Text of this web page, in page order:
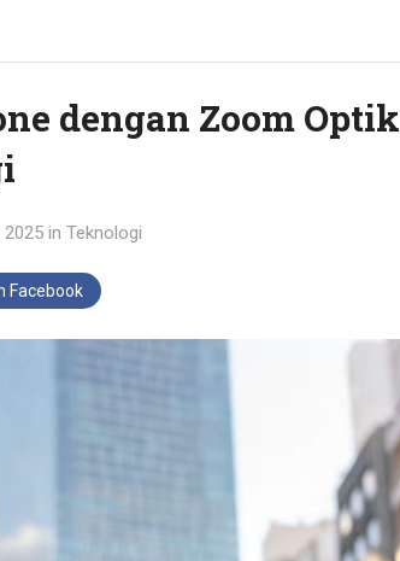
dengan Zoom Optik
2025 in Teknologi
Facebook